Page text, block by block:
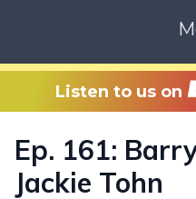
Listen to us on
Ep. 161:
Jackie Tohn